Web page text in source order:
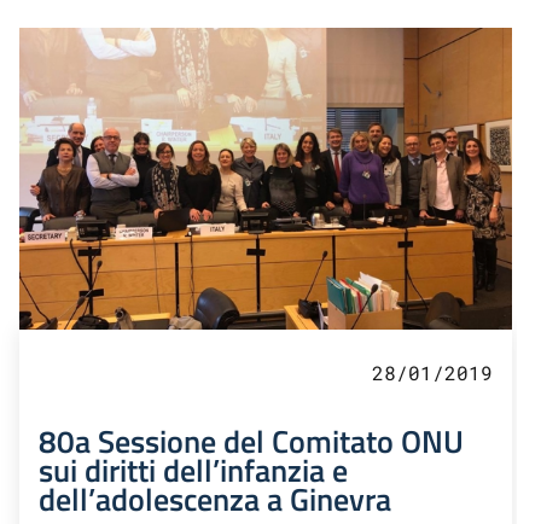
28/01/2019
80a Sessione del Comitato ONU
sui diritti dell’infanzia e
dell’adolescenza a Ginevra